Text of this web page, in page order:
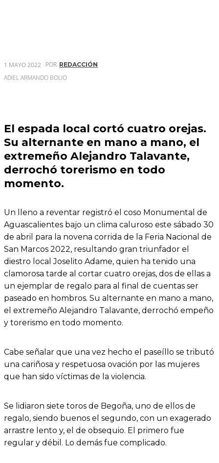
1 MAYO 2022 POR REDACCIÓN
ADIEL ARMANDO BOLIO
El espada local cortó cuatro orejas.
Su alternante en mano a mano, el
extremeño Alejandro Talavante,
derrochó torerismo en todo
momento.
Un lleno a reventar registró el coso Monumental de
Aguascalientes bajo un clima caluroso este sábado 30
de abril para la novena corrida de la Feria Nacional de
San Marcos 2022, resultando gran triunfador el
diestro local Joselito Adame, quien ha tenido una
clamorosa tarde al cortar cuatro orejas, dos de ellas a
un ejemplar de regalo para al final de cuentas ser
paseado en hombros. Su alternante en mano a mano,
el extremeño Alejandro Talavante, derrochó empeño
y torerismo en todo momento.
Cabe señalar que una vez hecho el paseíllo se tributó
una cariñosa y respetuosa ovación por las mujeres
que han sido víctimas de la violencia.
Se lidiaron siete toros de Begoña, uno de ellos de
regalo, siendo buenos el segundo, con un exagerado
arrastre lento y, el de obsequio. El primero fue
regular y débil. Lo demás fue complicado.